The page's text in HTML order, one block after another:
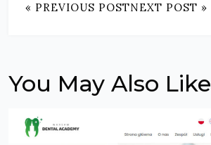
« PREVIOUS POSTNEXT POST »
You May Also Like